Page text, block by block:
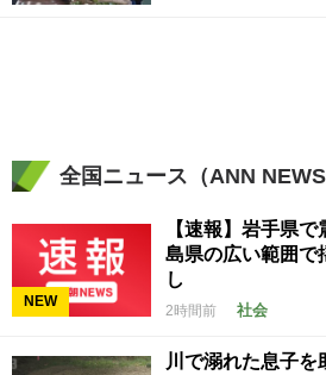
全国ニュース（ANN NEWS
NEW
【速報】岩手県
島県の広い範囲
し
2時間前 社会
川で溺れた息子